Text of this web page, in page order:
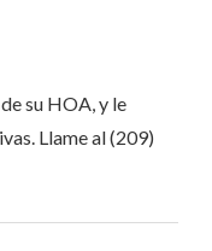
su HOA, y le
Llame al(209)